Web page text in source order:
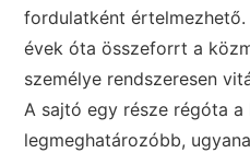
fordulatként értelmezhető.
évek óta összeforrt a
személye rendszeresen
A sajtó egy része régóta
legmeghatározóbb,